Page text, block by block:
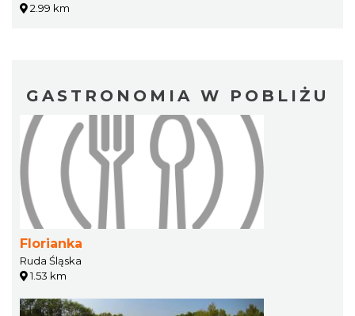
2.99 km
GASTRONOMIA W POBLIŻU
Florianka
Ruda Śląska
1.53 km